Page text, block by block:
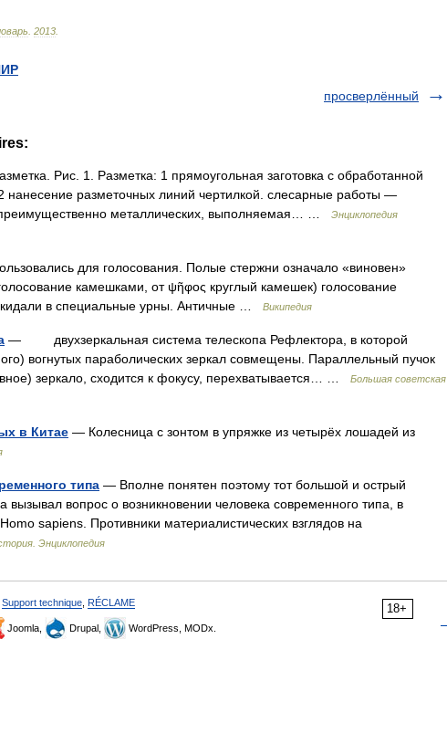
2013
просверлённый
Рис. 1. Разметка: 1 прямоугольная заготовка с обработанной
нанесение разметочных линий чертилкой. слесарные работы —
преимущественно металлических, выполняемая… …
Энциклопедия
для голосования. Полые стержни означало «виновен»
камешками, от ψῆφος круглый камешек) голосование
в специальные урны. Античные …
Википедия
— двухзеркальная система телескопа Рефлектора, в которой
вогнутых параболических зеркал совмещены. Параллельный пучок
зеркало, сходится к фокусу, перехватывается… …
Большая советская
в Китае — Колесница с зонтом в упряжке из четырёх лошадей из
типа — Вполне понятен поэтому тот большой и острый
вызывал вопрос о возникновении человека современного типа, в
sapiens. Противники материалистических взглядов на
Энциклопедия
18+
Support technique RÉCLAME
Joomla, Drupal, WordPress, MODx.